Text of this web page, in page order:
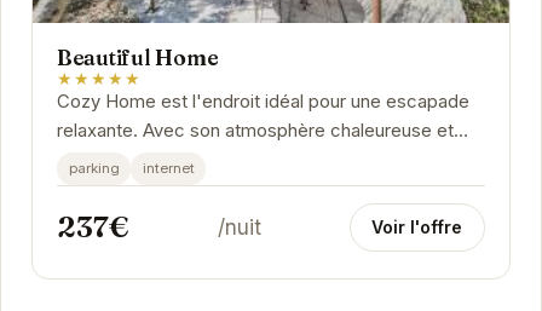
Beautiful Home
★★★★★
Cozy Home est l'endroit idéal pour une escapade
relaxante. Avec son atmosphère chaleureuse et
ses équipements modernes, vous vous sentirez
comme...
parking internet
237€ /nuit Voir l'offre